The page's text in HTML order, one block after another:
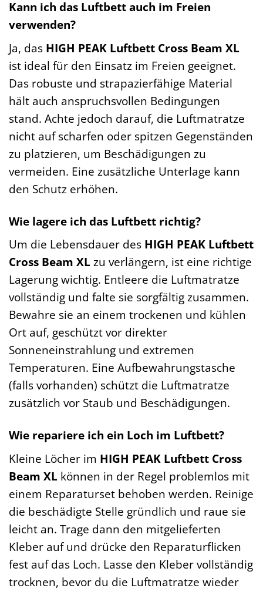
Kann ich das Luftbett auch im Freien
verwenden?
Ja, das HIGH PEAK Luftbett Cross Beam XL
ist ideal für den Einsatz im Freien geeignet.
Das robuste und strapazierfähige Material
hält auch anspruchsvollen Bedingungen
stand. Achte jedoch darauf, die Luftmatratze
nicht auf scharfen oder spitzen Gegenständen
zu platzieren, um Beschädigungen zu
vermeiden. Eine zusätzliche Unterlage kann
den Schutz erhöhen.
Wie lagere ich das Luftbett richtig?
Um die Lebensdauer des HIGH PEAK Luftbett
Cross Beam XL zu verlängern, ist eine richtige
Lagerung wichtig. Entleere die Luftmatratze
vollständig und falte sie sorgfältig zusammen.
Bewahre sie an einem trockenen und kühlen
Ort auf, geschützt vor direkter
Sonneneinstrahlung und extremen
Temperaturen. Eine Aufbewahrungstasche
(falls vorhanden) schützt die Luftmatratze
zusätzlich vor Staub und Beschädigungen.
Wie repariere ich ein Loch im Luftbett?
Kleine Löcher im HIGH PEAK Luftbett Cross
Beam XL können in der Regel problemlos mit
einem Reparaturset behoben werden. Reinige
die beschädigte Stelle gründlich und raue sie
leicht an. Trage dann den mitgelieferten
Kleber auf und drücke den Reparaturflicken
fest auf das Loch. Lasse den Kleber vollständig
trocknen, bevor du die Luftmatratze wieder